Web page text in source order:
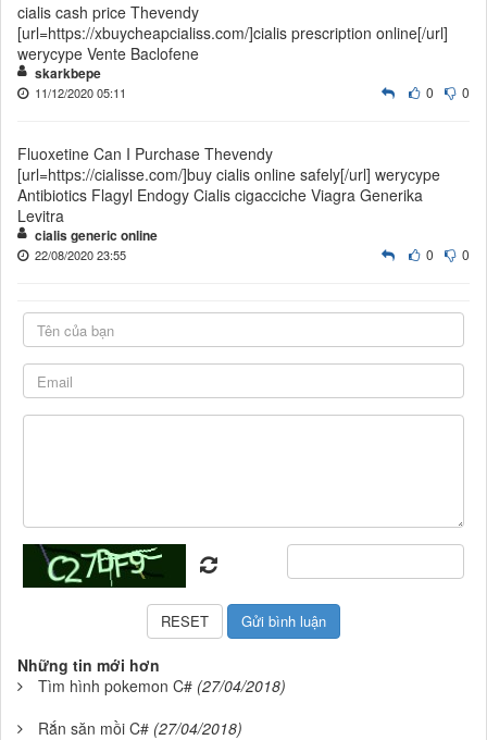
cialis cash price Thevendy
[url=https://xbuycheapcialiss.com/]cialis prescription online[/url]
werycype Vente Baclofene
skarkbepe
0 0
11/12/2020 05:11
Fluoxetine Can I Purchase Thevendy
[url=https://cialisse.com/]buy cialis online safely[/url] werycype
Antibiotics Flagyl Endogy Cialis cigacciche Viagra Generika
Levitra
cialis generic online
0 0
22/08/2020 23:55
Những tin mới hơn
Tìm hình pokemon C# (27/04/2018)
Rắn săn mồi C# (27/04/2018)